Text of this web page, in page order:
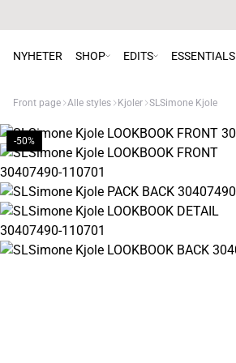
NYHETER SHOP EDITS ESSENTIALS
Front page Alle styles Kjoler SLSimone Kjole
-50%